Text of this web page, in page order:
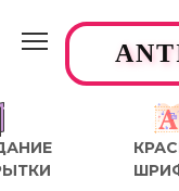
содержанию